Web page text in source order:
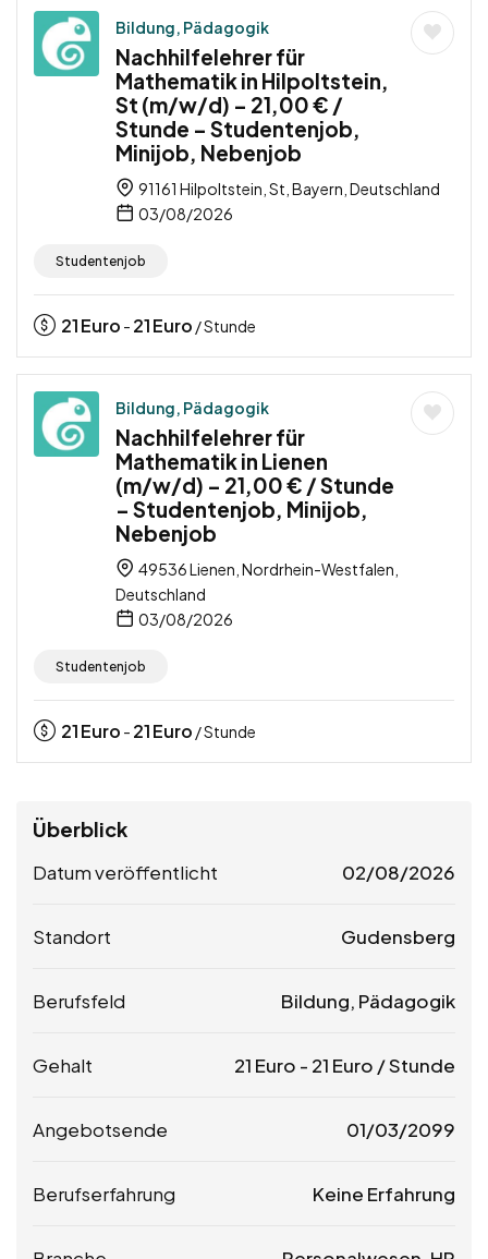
Bildung, Pädagogik
Nachhilfelehrer für
Mathematik in Hilpoltstein,
St (m/w/d) – 21,00 € /
Stunde – Studentenjob,
Minijob, Nebenjob
91161 Hilpoltstein, St, Bayern, Deutschland
03/08/2026
Studentenjob
21Euro - 21Euro / Stunde
Bildung, Pädagogik
Nachhilfelehrer für
Mathematik in Lienen
(m/w/d) – 21,00 € / Stunde
– Studentenjob, Minijob,
Nebenjob
49536 Lienen, Nordrhein-Westfalen,
Deutschland
03/08/2026
Studentenjob
21Euro - 21Euro / Stunde
Überblick
Datum veröffentlicht 02/08/2026
Standort Gudensberg
Berufsfeld Bildung, Pädagogik
Gehalt 21 Euro - 21 Euro / Stunde
Angebotsende 01/03/2099
Berufserfahrung Keine Erfahrung